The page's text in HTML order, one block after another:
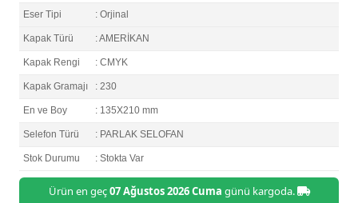
Eser Tipi : Orjinal
Kapak Türü : AMERİKAN
Kapak Rengi : CMYK
Kapak Gramajı : 230
En ve Boy : 135X210 mm
Selefon Türü : PARLAK SELOFAN
Stok Durumu : Stokta Var
Ürün en geç07 Ağustos 2026 Cuma günü kargoda.